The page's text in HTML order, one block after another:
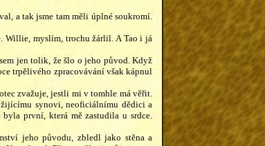
a tak jsme tam měli úplné soukromí.
Willie, myslím, trochu žárlil. A Tao i já
jen tolik, že šlo o jeho původ. Když
trpělivého zpracovávání však kápnul
zvažuje, jestli mi v tomhle má věřit.
synovi, neoficiálnímu dědici a
první, která mě zastudila u srdce.
jeho původu, zbledl jako stěna a